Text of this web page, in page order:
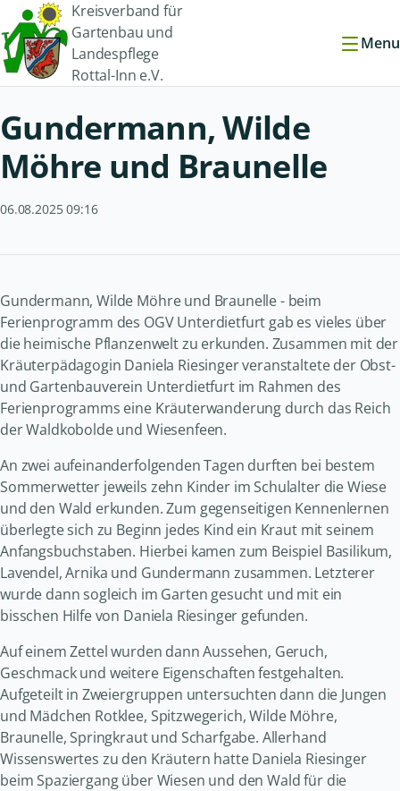
Kreisverband für
Gartenbau und
Landespflege
Rottal-Inn e.V.
Menu
Gundermann, Wilde
Möhre und Braunelle
06.08.2025 09:16
Gundermann, Wilde Möhre und Braunelle - beim
Ferienprogramm des OGV Unterdietfurt gab es vieles über
die heimische Pflanzenwelt zu erkunden. Zusammen mit der
Kräuterpädagogin Daniela Riesinger veranstaltete der Obst-
und Gartenbauverein Unterdietfurt im Rahmen des
Ferienprogramms eine Kräuterwanderung durch das Reich
der Waldkobolde und Wiesenfeen.
An zwei aufeinanderfolgenden Tagen durften bei bestem
Sommerwetter jeweils zehn Kinder im Schulalter die Wiese
und den Wald erkunden. Zum gegenseitigen Kennenlernen
überlegte sich zu Beginn jedes Kind ein Kraut mit seinem
Anfangsbuchstaben. Hierbei kamen zum Beispiel Basilikum,
Lavendel, Arnika und Gundermann zusammen. Letzterer
wurde dann sogleich im Garten gesucht und mit ein
bisschen Hilfe von Daniela Riesinger gefunden.
Auf einem Zettel wurden dann Aussehen, Geruch,
Geschmack und weitere Eigenschaften festgehalten.
Aufgeteilt in Zweiergruppen untersuchten dann die Jungen
und Mädchen Rotklee, Spitzwegerich, Wilde Möhre,
Braunelle, Springkraut und Scharfgabe. Allerhand
Wissenswertes zu den Kräutern hatte Daniela Riesinger
beim Spaziergang über Wiesen und den Wald für die